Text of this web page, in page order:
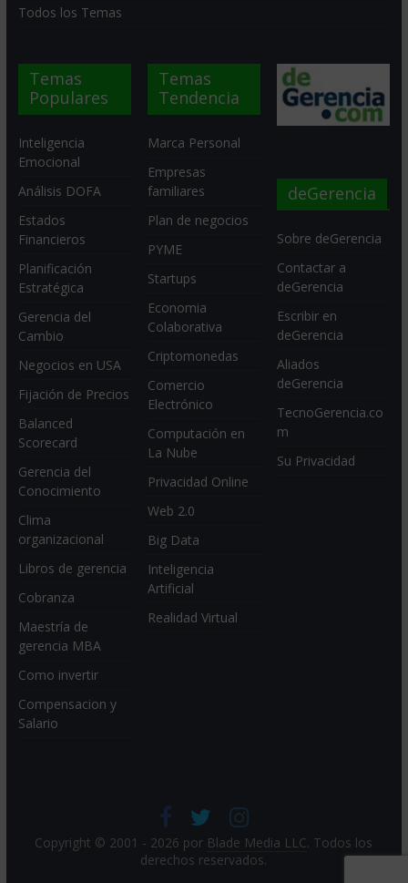
Todos los Temas
Temas
Populares
Inteligencia
Emocional
Análisis DOFA
Estados
Financieros
Planificación
Estratégica
Gerencia del
Cambio
Negocios en USA
Fijación de Precios
Balanced
Scorecard
Gerencia del
Conocimiento
Clima
organizacional
Libros de gerencia
Cobranza
Maestría de
gerencia MBA
Como invertir
Compensacion y
Salario
Temas
Tendencia
Marca Personal
Empresas
familiares
Plan de negocios
PYME
Startups
Economia
Colaborativa
Criptomonedas
Comercio
Electrónico
Computación en
La Nube
Privacidad Online
Web 2.0
Big Data
Inteligencia
Artificial
Realidad Virtual
deGerencia
Sobre deGerencia
Contactar a
deGerencia
Escribir en
deGerencia
Aliados
deGerencia
TecnoGerencia.co
m
Su Privacidad
Copyright © 2001 - 2026 por Blade Media LLC. Todos los
derechos reservados.